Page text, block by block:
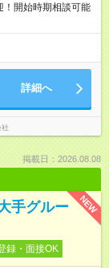
開始時期相談可能
詳細へ
掲載日：2026.08.08
NEW
手グルー
録・面接OK